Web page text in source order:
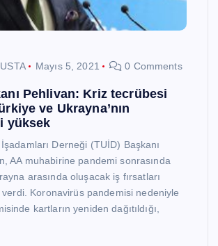
Mayıs 5, 2021 0 Comments
Pehlivan: Kriz tecrübesi
ve Ukrayna’nın
yüksek
Derneği (TUİD) Başkanı
AA muhabirine pandemi sonrasında
arasında oluşacak iş fırsatları
verdi. Koronavirüs pandemisi nedeniyle
kartların yeniden dağıtıldığı,